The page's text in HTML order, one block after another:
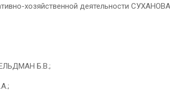
хозяйственной деятельности
Б.В.;